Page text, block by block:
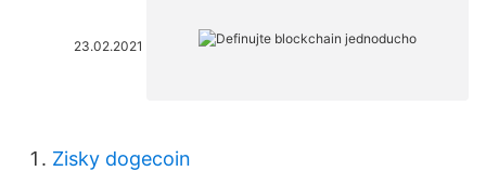
23.02.2021
Zisky dogecoin